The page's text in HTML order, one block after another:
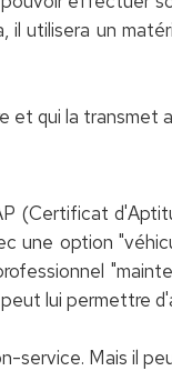
il utilisera un
qui la transmet
(Certificat
une option
lui permettre
service. Mais il